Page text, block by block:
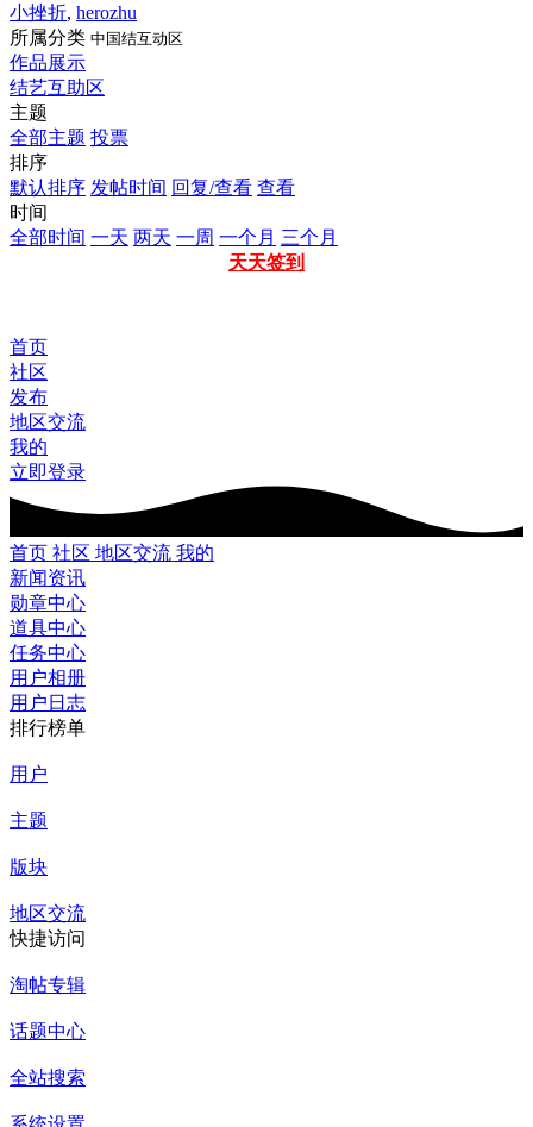
小挫折, herozhu
所属分类 中国结互动区
作品展示
结艺互助区
主题
全部主题 投票
排序
默认排序 发帖时间 回复/查看 查看
时间
全部时间 一天 两天 一周 一个月 三个月
天天签到
首页
社区
发布
地区交流
我的
立即登录
首页 社区 地区交流 我的
新闻资讯
勋章中心
道具中心
任务中心
用户相册
用户日志
排行榜单
用户
主题
版块
地区交流
快捷访问
淘帖专辑
话题中心
全站搜索